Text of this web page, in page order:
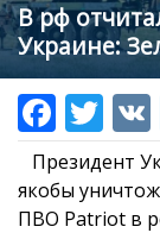
В рф
Украине:
Президент
якобы
ПВО Patriot в